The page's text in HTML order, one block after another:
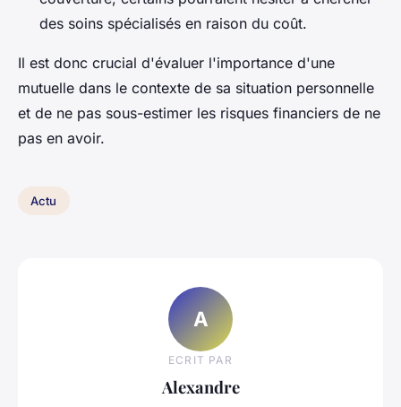
des soins spécialisés en raison du coût.
Il est donc crucial d'évaluer l'importance d'une
mutuelle dans le contexte de sa situation personnelle
et de ne pas sous-estimer les risques financiers de ne
pas en avoir.
Actu
A
ECRIT PAR
Alexandre